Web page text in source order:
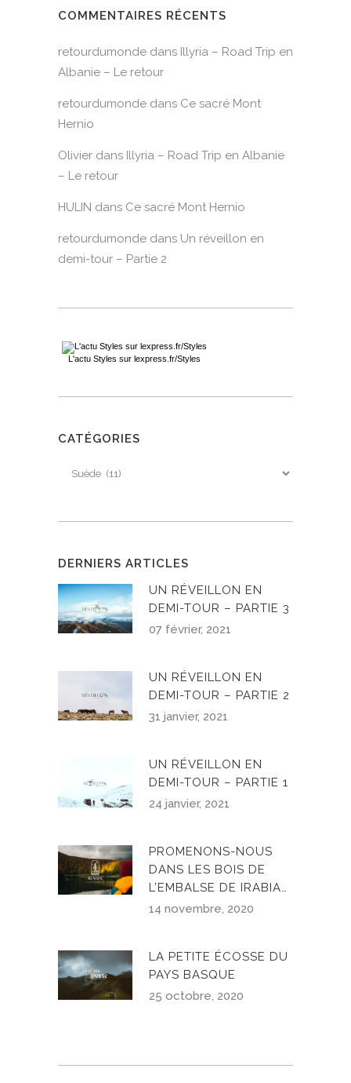
COMMENTAIRES RÉCENTS
retourdumonde dans Illyria – Road Trip en
Albanie – Le retour
retourdumonde dans Ce sacré Mont
Hernio
Olivier dans Illyria – Road Trip en Albanie
– Le retour
HULIN dans Ce sacré Mont Hernio
retourdumonde dans Un réveillon en
demi-tour – Partie 2
L'actu Styles sur lexpress.fr/Styles
CATÉGORIES
Catégories
DERNIERS ARTICLES
UN RÉVEILLON EN
DEMI-TOUR – PARTIE 3
07 février, 2021
UN RÉVEILLON EN
DEMI-TOUR – PARTIE 2
31 janvier, 2021
UN RÉVEILLON EN
DEMI-TOUR – PARTIE 1
24 janvier, 2021
PROMENONS-NOUS
DANS LES BOIS DE
L’EMBALSE DE IRABIA…
14 novembre, 2020
LA PETITE ÉCOSSE DU
PAYS BASQUE
25 octobre, 2020